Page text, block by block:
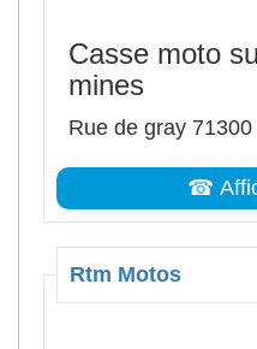
Casse moto
mines
Rue de gray
☎
Rtm Motos